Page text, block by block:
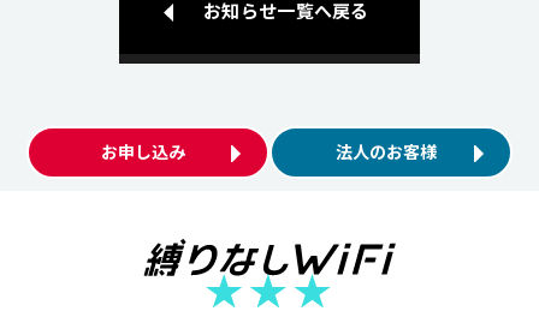
お知らせ一覧へ戻る
お申し込み 法人のお客様